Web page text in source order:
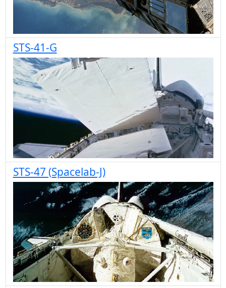
STS-41-G
STS-47 (Spacelab-J)